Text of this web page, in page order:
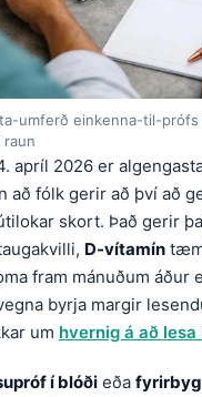
umferð einkenna-til-prófs
apríl 2026 er
að fólk gerir að því að
skort. Það gerir
D-vítamín
fram mánuðum áður
byrja margir
um hvernig á að
í blóði eða